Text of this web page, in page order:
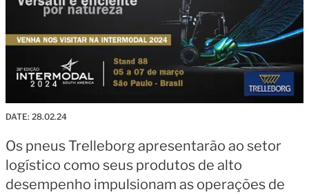
DATE: 28.02.24
Os pneus Trelleborg apresentarão ao setor
logístico como seus produtos de alto
desempenho impulsionam as operações de